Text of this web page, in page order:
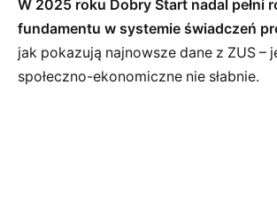
W 2025 roku Dobry Start nadal pełni
fundamentu w systemie świadczeń
jak pokazują najnowsze dane z ZUS –
społeczno-ekonomiczne nie słabnie.